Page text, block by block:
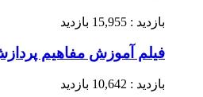
بازدید : 15,955 بازدید
فیلم آموزش مفاهیم
بازدید : 10,642 بازدید